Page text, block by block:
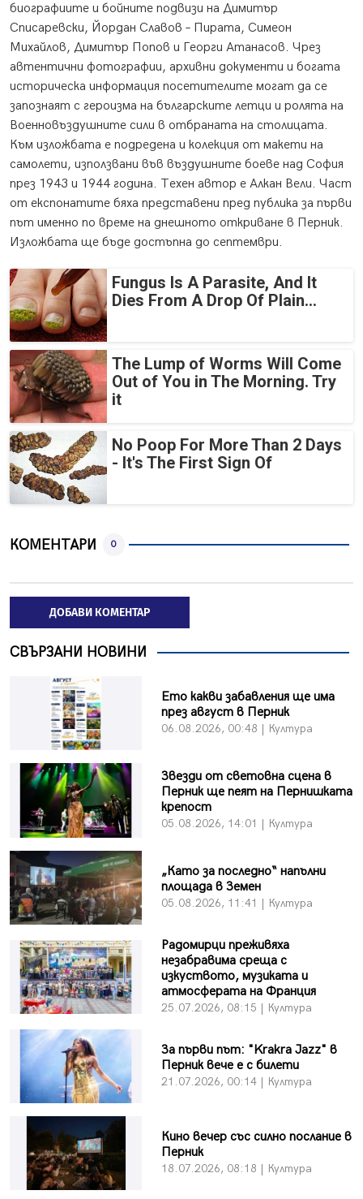
биографиите и бойните подвизи на Димитър
Списаревски, Йордан Славов – Пирата, Симеон
Михайлов, Димитър Попов и Георги Атанасов. Чрез
автентични фотографии, архивни документи и богата
историческа информация посетителите могат да се
запознаят с героизма на българските летци и ролята на
Военновъздушните сили в отбраната на столицата.
Към изложбата е подредена и колекция от макети на
самолети, използвани във въздушните боеве над София
през 1943 и 1944 година. Техен автор е Алкан Вели. Част
от експонатите бяха представени пред публика за първи
път именно по време на днешното откриване в Перник.
Изложбата ще бъде достъпна до септември.
Fungus Is A Parasite, And It
Dies From A Drop Of Plain...
The Lump of Worms Will Come
Out of You in The Morning. Try
it
No Poop For More Than 2 Days
- It's The First Sign Of
КОМЕНТАРИ 0
ДОБАВИ КОМЕНТАР
СВЪРЗАНИ НОВИНИ
Ето какви забавления ще има
през август в Перник
06.08.2026, 00:48 | Култура
Звезди от световна сцена в
Перник ще пеят на Пернишката
крепост
05.08.2026, 14:01 | Култура
„Като за последно“ напълни
площада в Земен
05.08.2026, 11:41 | Култура
Радомирци преживяха
незабравима среща с
изкуството, музиката и
атмосферата на Франция
25.07.2026, 08:15 | Култура
За първи път: "Krakra Jazz" в
Перник вече е с билети
21.07.2026, 00:14 | Култура
Кино вечер със силно послание в
Перник
18.07.2026, 08:18 | Култура